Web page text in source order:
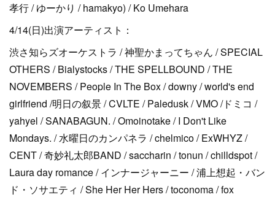
孝行 / ゆーかり / hamakyo) / Ko Umehara
4/14(日)出演アーティスト：
渋さ知らズオーケストラ / 神聖かまってちゃん / SPECIAL
OTHERS / Bialystocks / THE SPELLBOUND / THE
NOVEMBERS / People In The Box / downy / world's end
girlfriend /明日の叙景 / CVLTE / Paledusk / VMO /ドミコ /
yahyel / SANABAGUN. / Omoinotake / I Don't Like
Mondays. / 水曜日のカンパネラ / chelmico / ExWHYZ /
CENT / 奇妙礼太郎BAND / saccharin / tonun / chilldspot /
Laura day romance / インナージャーニー / 浦上想起・バン
ド・ソサエティ / She Her Her Hers / toconoma / fox